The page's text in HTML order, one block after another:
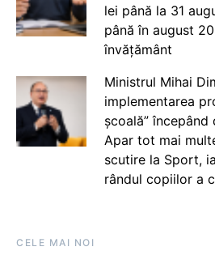
lei până la 31
până în august
învățământ
Ministrul Mihai
implementarea
școală”
Apar tot mai
scutire la Sport,
rândul copiilor a
CELE MAI NOI